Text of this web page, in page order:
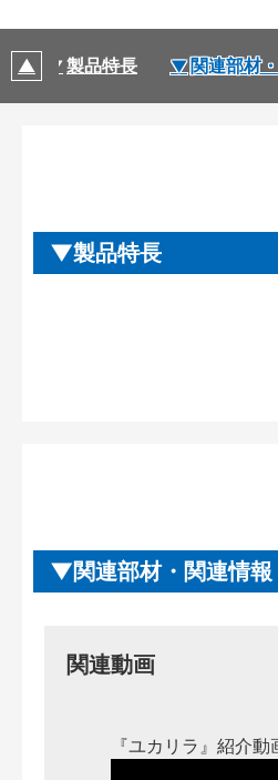
製品特長 関連部材
製品特長
関連部材・関連情報
関連動画
『ユカリラ』紹介動